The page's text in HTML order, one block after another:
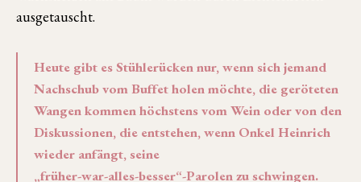
ausgetauscht.
Heute gibt es Stühlerücken nur, wenn sich jemand
Nachschub vom Buffet holen möchte, die geröteten
Wangen kommen höchstens vom Wein oder von den
Diskussionen, die entstehen, wenn Onkel Heinrich
wieder anfängt, seine
„früher-war-alles-besser“-Parolen zu schwingen.